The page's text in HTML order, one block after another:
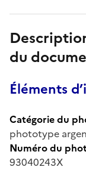
du
Éléments
Catégorie du
phototype
Numéro du
93040243X